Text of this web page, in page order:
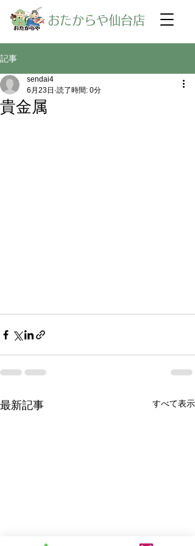
​おたからや仙台店
記事
貴金属
sendai4
6月23日 読了時間: 0分
最新記事 すべて表示